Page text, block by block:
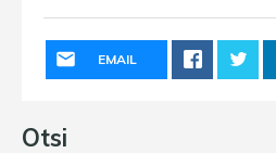
EMAIL
Otsi